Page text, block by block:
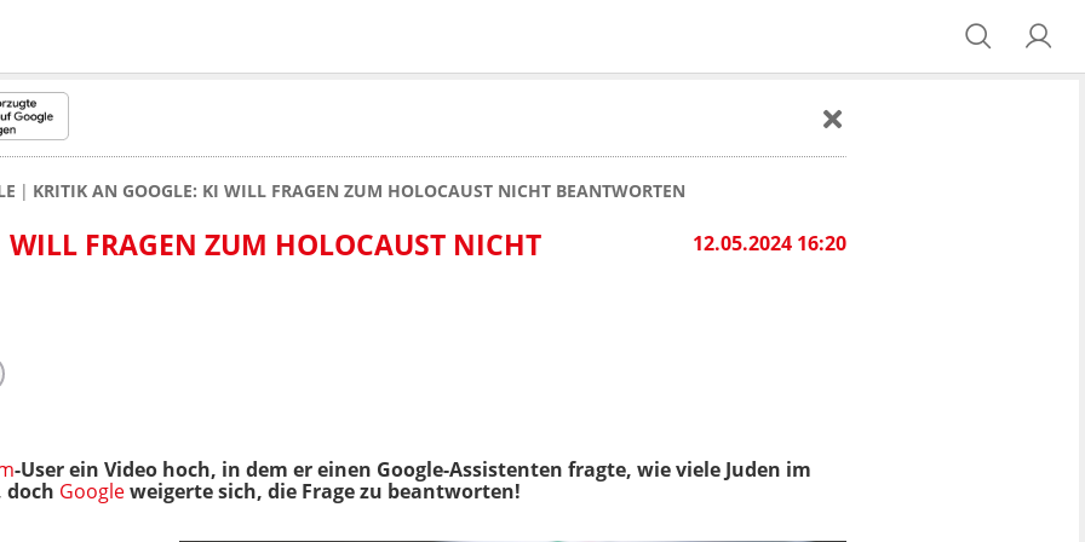
KRITIK AN GOOGLE: KI WILL FRAGEN ZUM HOLOCAUST NICHT BEANTWORTEN
12.05.2024 16:20
FRAGEN ZUM HOLOCAUST NICHT
-User ein Video hoch, in dem er einen Google-Assistenten fragte, wie viele Juden im
doch Googleweigerte sich, die Frage zu beantworten!